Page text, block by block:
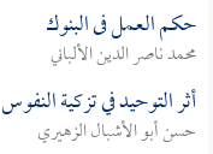
حكم العمل فى البنوك
محمد ناصر الدين الألباني
أثر التوحيد في تزكية النفوس
حسن أبو الأشبال الزهيري